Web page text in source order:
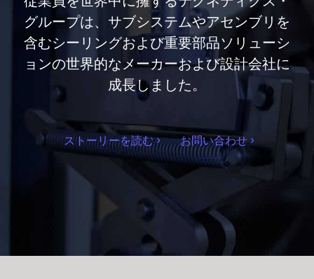
グループは、サブシステムやアセンブリを
含むシーリングおよび重要部品ソリューシ
ョンの世界的なメーカーおよび設計会社に
成長しました。
ストーリーを読む お問い合わせ